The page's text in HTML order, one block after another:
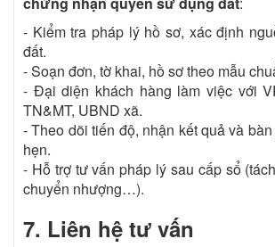
- Kiểm tra pháp lý hồ sơ, xác định
đất.
- Soạn đơn, tờ khai, hồ sơ theo mẫu
- Đại diện khách hàng làm việc với
TN&MT, UBND xã.
- Theo dõi tiến độ, nhận kết quả và
hẹn.
- Hỗ trợ tư vấn pháp lý sau cấp sổ
chuyển nhượng…).
7. Liên hệ tư vấn